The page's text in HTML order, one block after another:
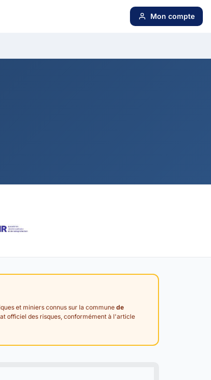
Mon compte
et miniers connus sur la commune de
officiel des risques, conformément à l'article